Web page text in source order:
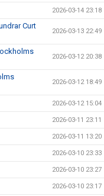
2026-03-14 23:18
Curt
2026-03-13 22:49
2026-03-12 20:38
2026-03-12 18:49
2026-03-12 15:04
2026-03-11 23:11
2026-03-11 13:20
2026-03-10 23:33
2026-03-10 23:27
2026-03-10 23:17